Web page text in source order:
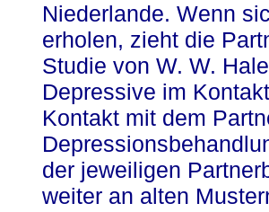
Niederlande. Wenn
erholen, zieht die
Studie von W. W.
Depressive im
Kontakt mit dem
der jeweiligen
weiter an alten